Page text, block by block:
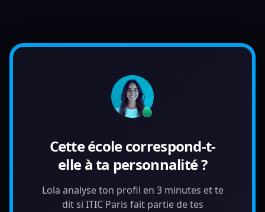
Cette école correspond-t-
elle à ta personnalité ?
Lola analyse ton profil en 3 minutes et te
dit si ITIC Paris fait partie de tes